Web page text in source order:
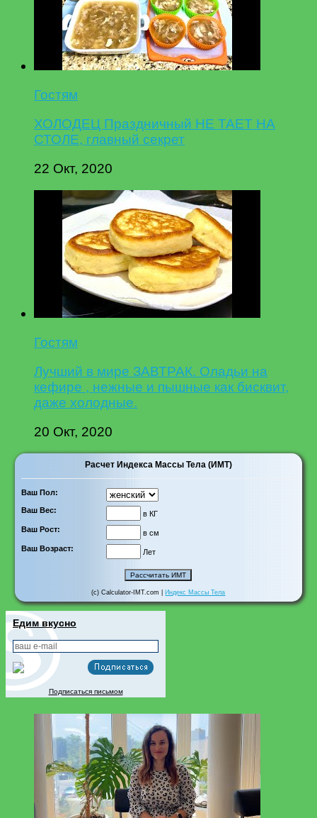
Гостям
ХОЛОДЕЦ Праздничный НЕ ТАЕТ НА
СТОЛЕ, главный секрет
22 Окт, 2020
Гостям
Лучший в мире ЗАВТРАК. Оладьи на
кефире , нежные и пышные как бисквит,
даже холодные.
20 Окт, 2020
Расчет Индекса Массы Тела (ИМТ)
Ваш Пол:
Ваш Вес:
в КГ
Ваш Рост:
в см
Ваш Возраст:
Лет
(c) Calculator-IMT.com | Индекс Массы Тела
Едим вкусно
Подписаться письмом